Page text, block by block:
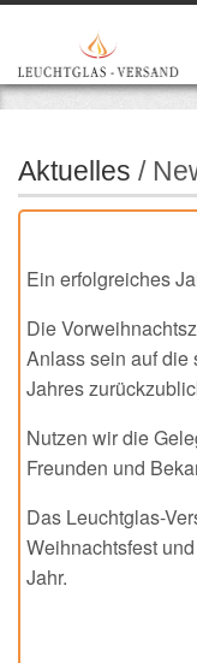
Aktuelles /
Ein erfolgreiches
Die
Anlass sein auf die
Jahres
Nutzen wir die
Freunden und
Das Leuchtglas-
Weihnachtsfest
Jahr.